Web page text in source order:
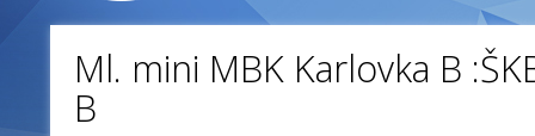
Ml. mini MBK Karlovka B
B